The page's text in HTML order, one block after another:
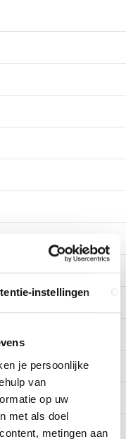
instellingen
je persoonlijke
van
op uw
met als doel
metingen aan